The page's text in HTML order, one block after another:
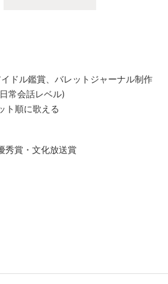
ドル鑑賞、バレットジャーナル制作
常会話レベル)
ト順に歌える
賞・文化放送賞